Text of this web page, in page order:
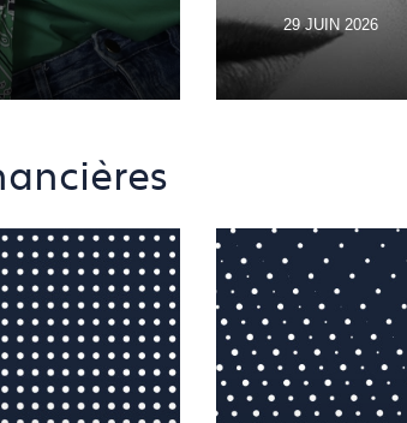
29 JUIN 2026